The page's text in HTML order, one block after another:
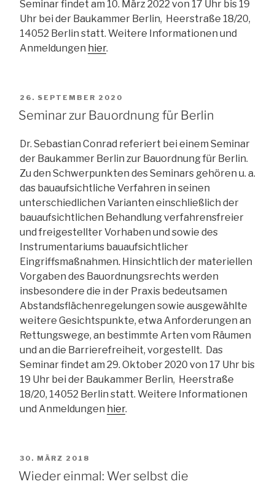
Seminar findet am 10. März 2022 von 17 Uhr bis 19
Uhr bei der Baukammer Berlin, Heerstraße 18/20,
14052 Berlin statt. Weitere Informationen und
Anmeldungen hier.
VERÖFFENTLICHT
AM
26. SEPTEMBER 2020
Seminar zur Bauordnung für Berlin
Dr. Sebastian Conrad referiert bei einem Seminar
der Baukammer Berlin zur Bauordnung für Berlin.
Zu den Schwerpunkten des Seminars gehören u. a.
das bauaufsichtliche Verfahren in seinen
unterschiedlichen Varianten einschließlich der
bauaufsichtlichen Behandlung verfahrensfreier
und freigestellter Vorhaben und sowie des
Instrumentariums bauaufsichtlicher
Eingriffsmaßnahmen. Hinsichtlich der materiellen
Vorgaben des Bauordnungsrechts werden
insbesondere die in der Praxis bedeutsamen
Abstandsflächenregelungen sowie ausgewählte
weitere Gesichtspunkte, etwa Anforderungen an
Rettungswege, an bestimmte Arten vom Räumen
und an die Barrierefreiheit, vorgestellt. Das
Seminar findet am 29. Oktober 2020 von 17 Uhr bis
19 Uhr bei der Baukammer Berlin, Heerstraße
18/20, 14052 Berlin statt. Weitere Informationen
und Anmeldungen hier.
VERÖFFENTLICHT
AM
30. MÄRZ 2018
Wieder einmal: Wer selbst die